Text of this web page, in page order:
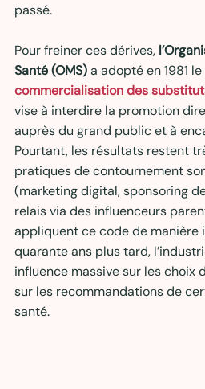
passé.
Pour freiner ces dérives,
Santé (OMS) a adopté en 1981 le
commercialisation des
vise à interdire la promotion
auprès du grand public et à
Pourtant, les résultats restent
pratiques de contournement
(marketing digital, sponsoring
relais via des influenceurs
appliquent ce code de manière
quarante ans plus tard,
influence massive sur les choix
sur les recommandations de
santé.